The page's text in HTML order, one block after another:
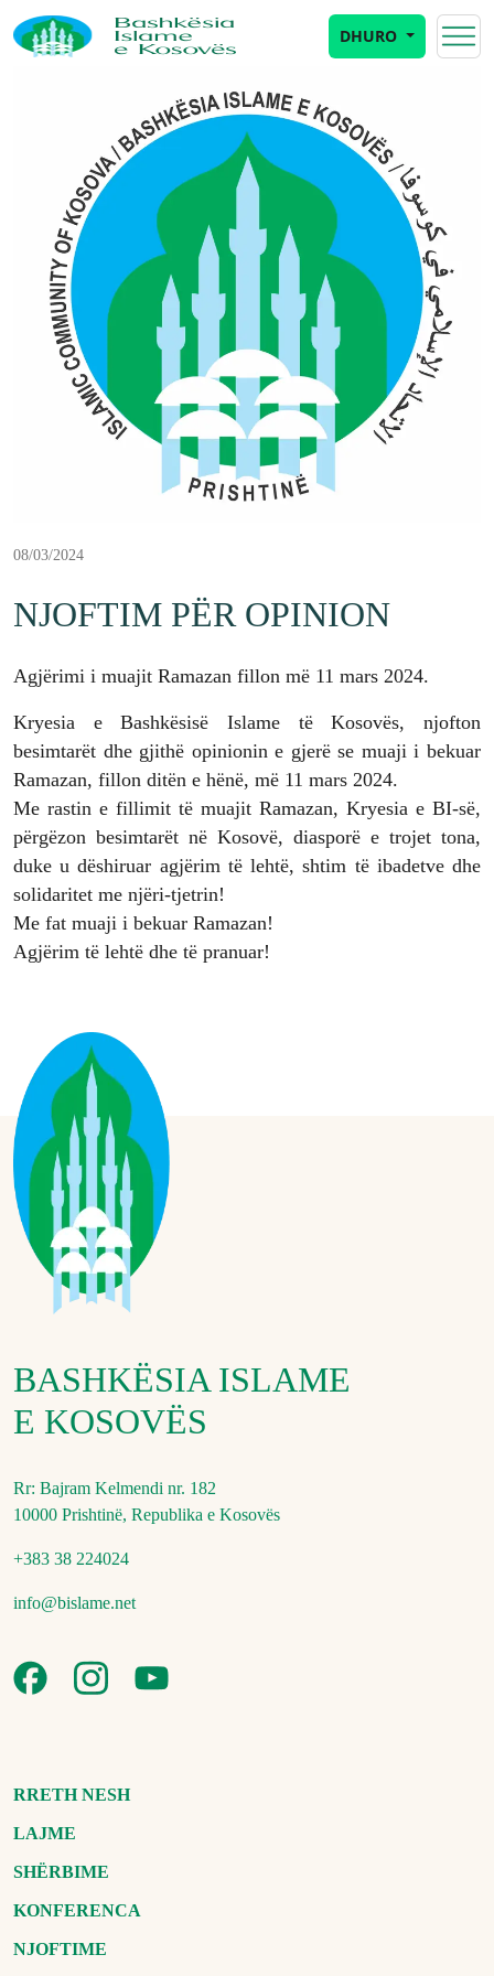
DHURO
08/03/2024
NJOFTIM PËR OPINION
Agjërimi i muajit Ramazan fillon më 11 mars 2024.
Kryesia e Bashkësisë Islame të Kosovës, njofton
besimtarët dhe gjithë opinionin e gjerë se muaji i bekuar
Ramazan, fillon ditën e hënë, më 11 mars 2024.
Me rastin e fillimit të muajit Ramazan, Kryesia e BI-së,
përgëzon besimtarët në Kosovë, diasporë e trojet tona,
duke u dëshiruar agjërim të lehtë, shtim të ibadetve dhe
solidaritet me njëri-tjetrin!
Me fat muaji i bekuar Ramazan!
Agjërim të lehtë dhe të pranuar!
BASHKËSIA ISLAME
E KOSOVËS
Rr: Bajram Kelmendi nr. 182
10000 Prishtinë, Republika e Kosovës
+383 38 224024
info@bislame.net
RRETH NESH
LAJME
SHËRBIME
KONFERENCA
NJOFTIME